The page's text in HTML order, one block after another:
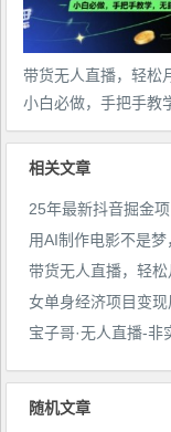
带货无人直播，轻松
小白必做，手把手教
作(附学习资料)
相关文章
女单身经济项目变
随机文章